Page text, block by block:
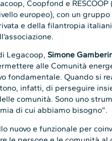
Coopfond e RESCOOP
europeo), con un gruppo
e della filantropia
Legacoop, Simone
alle Comunità
fondamentale. Quando si
infatti, di perseguire
comunità. Sono uno
di cui abbiamo bisogno”.
nuovo e funzionale per